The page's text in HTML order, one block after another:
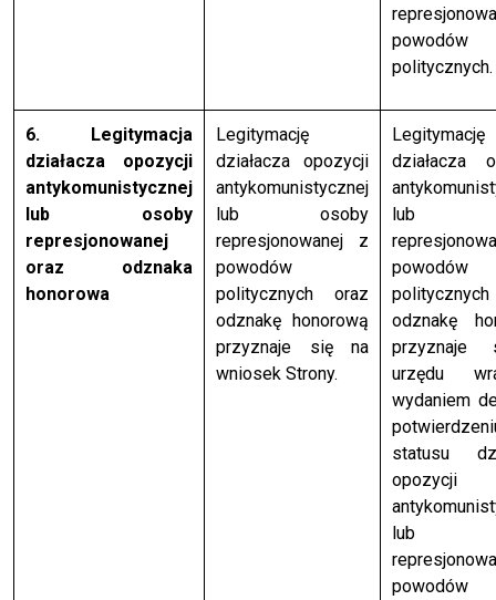
powodów
politycznych.
6. Legitymacja
działacza opozycji
antykomunistycznej
lub osoby
represjonowanej
oraz odznaka
honorowa
Legitymację
działacza opozycji
antykomunistycznej
lub osoby
represjonowanej z
powodów
politycznych oraz
odznakę honorową
przyznaje się na
wniosek Strony.
Legitymację
działacza
lub
powodów
odznakę
urzędu
wydaniem
statusu
opozycji
lub
powodów